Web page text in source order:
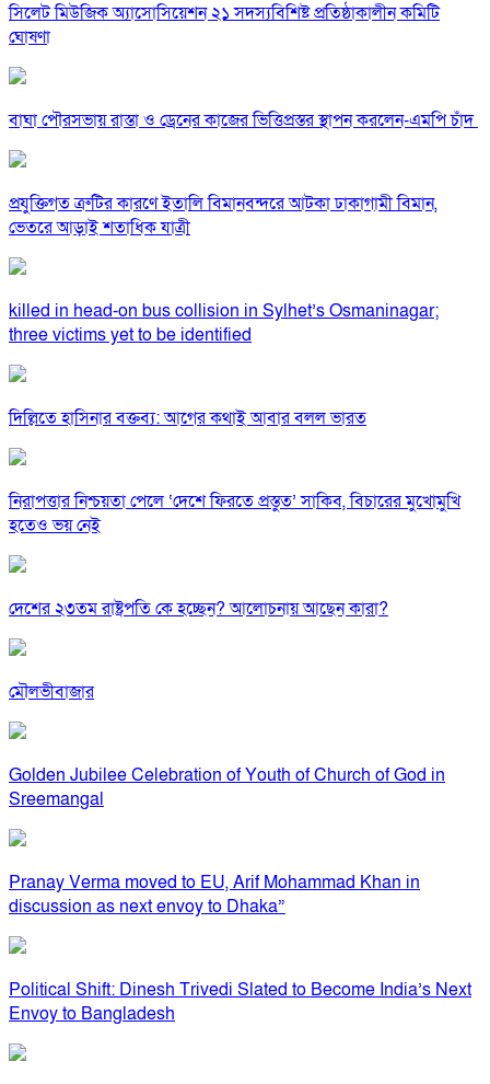
সিলেট মিউজিক অ্যাসোসিয়েশন ২১ সদস্যবিশিষ্ট প্রতিষ্ঠাকালীন কমিটি
ঘোষণা
বাঘা পৌরসভায় রাস্তা ও ড্রেনের কাজের ভিত্তিপ্রস্তর স্থাপন করলেন-এমপি চাঁদ
প্রযুক্তিগত ত্রুটির কারণে ইতালি বিমানবন্দরে আটকা ঢাকাগামী বিমান,
ভেতরে আড়াই শতাধিক যাত্রী
killed in head-on bus collision in Sylhet’s Osmaninagar;
three victims yet to be identified
দিল্লিতে হাসিনার বক্তব্য: আগের কথাই আবার বলল ভারত
নিরাপত্তার নিশ্চয়তা পেলে ‘দেশে ফিরতে প্রস্তুত’ সাকিব, বিচারের মুখোমুখি
হতেও ভয় নেই
দেশের ২৩তম রাষ্ট্রপতি কে হচ্ছেন? আলোচনায় আছেন কারা?
মৌলভীবাজার
Golden Jubilee Celebration of Youth of Church of God in
Sreemangal
Pranay Verma moved to EU, Arif Mohammad Khan in
discussion as next envoy to Dhaka”
Political Shift: Dinesh Trivedi Slated to Become India’s Next
Envoy to Bangladesh